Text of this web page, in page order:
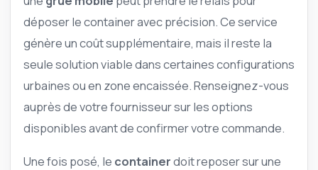
déposer le container avec précision. Ce service
génère un coût supplémentaire, mais il reste la
seule solution viable dans certaines configurations
urbaines ou en zone encaissée. Renseignez-vous
auprès de votre fournisseur sur les options
disponibles avant de confirmer votre commande.
Une fois posé, le containerdoit reposer sur une